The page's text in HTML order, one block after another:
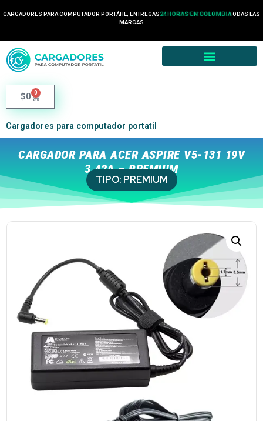
CARGADORES PARA COMPUTADOR PORTÁTIL, ENTREGAS 24 HORAS EN COLOMBIATODAS LAS
MARCAS
$0 0
Cargadores para computador portatil
CARGADOR PARA ACER ASPIRE V5-131 19V
3.42A – PREMIUM
TIPO: PREMIUM